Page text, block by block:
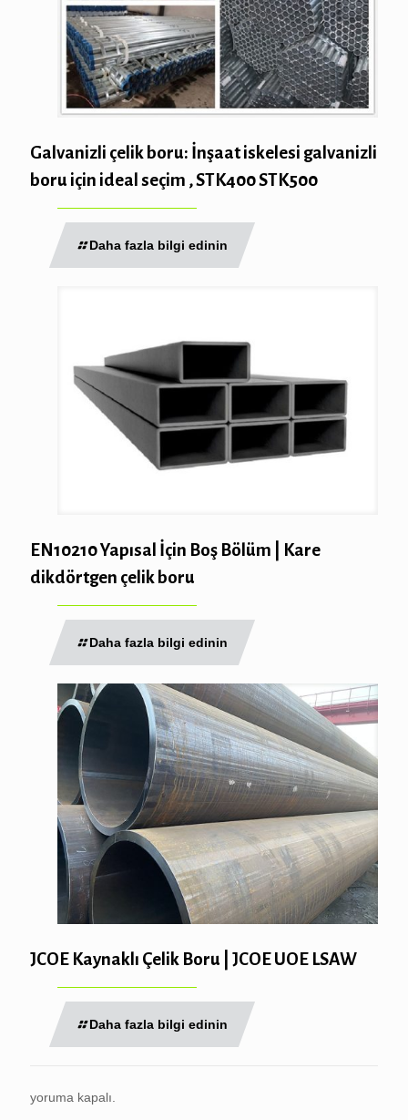
Galvanizli çelik boru: İnşaat iskelesi galvanizli
boru için ideal seçim , STK400 STK500
Daha fazla bilgi edinin
EN10210 Yapısal İçin Boş Bölüm | Kare
dikdörtgen çelik boru
Daha fazla bilgi edinin
JCOE Kaynaklı Çelik Boru | JCOE UOE LSAW
Daha fazla bilgi edinin
yoruma kapalı.